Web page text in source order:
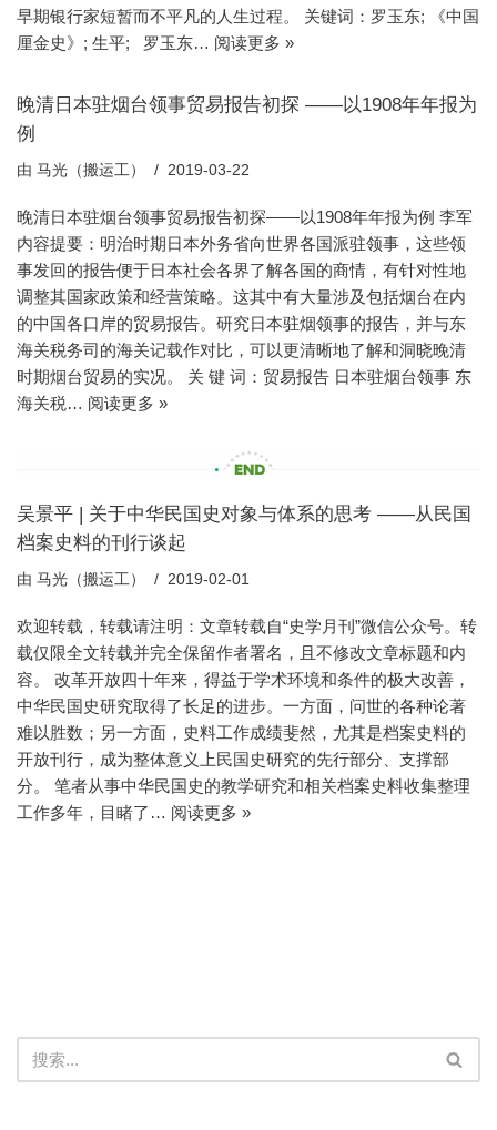
早期银行家短暂而不平凡的人生过程。 关键词：罗玉东; 《中国
厘金史》; 生平; 罗玉东… 阅读更多 »
晚清日本驻烟台领事贸易报告初探 ——以1908年年报为
例
由 马光（搬运工） 2019-03-22
晚清日本驻烟台领事贸易报告初探——以1908年年报为例 李军
内容提要：明治时期日本外务省向世界各国派驻领事，这些领
事发回的报告便于日本社会各界了解各国的商情，有针对性地
调整其国家政策和经营策略。这其中有大量涉及包括烟台在内
的中国各口岸的贸易报告。研究日本驻烟领事的报告，并与东
海关税务司的海关记载作对比，可以更清晰地了解和洞晓晚清
时期烟台贸易的实况。 关 键 词：贸易报告 日本驻烟台领事 东
海关税… 阅读更多 »
吴景平 | 关于中华民国史对象与体系的思考 ——从民国
档案史料的刊行谈起
由 马光（搬运工） 2019-02-01
欢迎转载，转载请注明：文章转载自“史学月刊”微信公众号。转
载仅限全文转载并完全保留作者署名，且不修改文章标题和内
容。 改革开放四十年来，得益于学术环境和条件的极大改善，
中华民国史研究取得了长足的进步。一方面，问世的各种论著
难以胜数；另一方面，史料工作成绩斐然，尤其是档案史料的
开放刊行，成为整体意义上民国史研究的先行部分、支撑部
分。 笔者从事中华民国史的教学研究和相关档案史料收集整理
工作多年，目睹了… 阅读更多 »